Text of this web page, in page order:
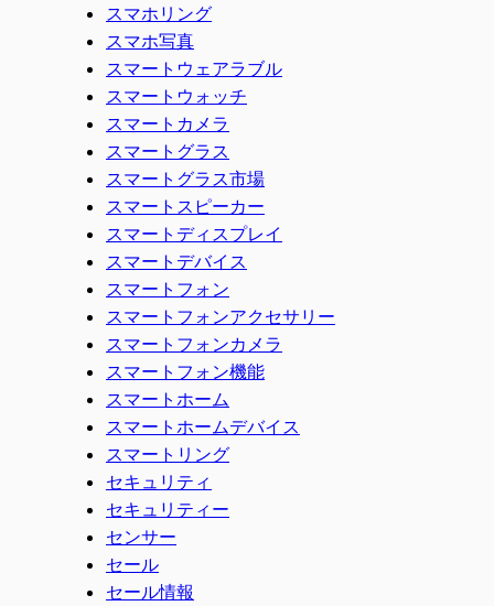
スマホリング
スマホ写真
スマートウェアラブル
スマートウォッチ
スマートカメラ
スマートグラス
スマートグラス市場
スマートスピーカー
スマートディスプレイ
スマートデバイス
スマートフォン
スマートフォンアクセサリー
スマートフォンカメラ
スマートフォン機能
スマートホーム
スマートホームデバイス
スマートリング
セキュリティ
セキュリティー
センサー
セール
セール情報